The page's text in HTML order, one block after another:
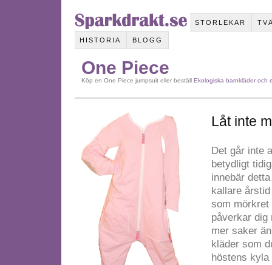
STORLEKAR
HISTORIA BLOGG
One Piece
Köp en One Piece jumpsuit eller beställ Ekologiska barnkläder och
Låt inte
Det går inte
betydligt
innebär
kallare
som
påverkar dig
mer saker
kläder som
höstens